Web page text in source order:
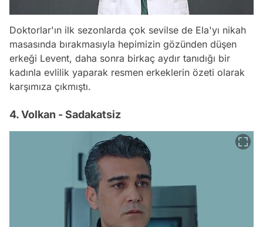
Doktorlar'ın ilk sezonlarda çok sevilse de Ela'yı nikah
masasında bırakmasıyla hepimizin gözünden düşen
erkeği Levent, daha sonra birkaç aydır tanıdığı bir
kadınla evlilik yaparak resmen erkeklerin özeti olarak
karşımıza çıkmıştı.
4. Volkan - Sadakatsiz